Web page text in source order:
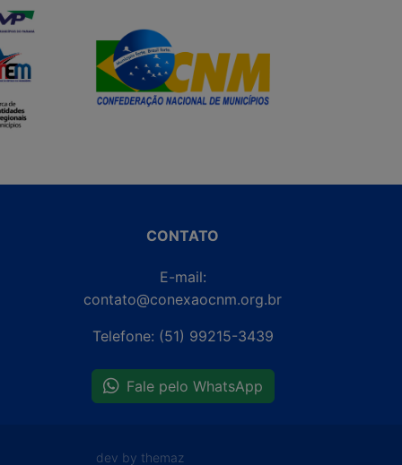
CONTATO
E-mail:
contato@conexaocnm.org.br
Telefone: (51) 99215-3439
Fale pelo WhatsApp
dev by themaz